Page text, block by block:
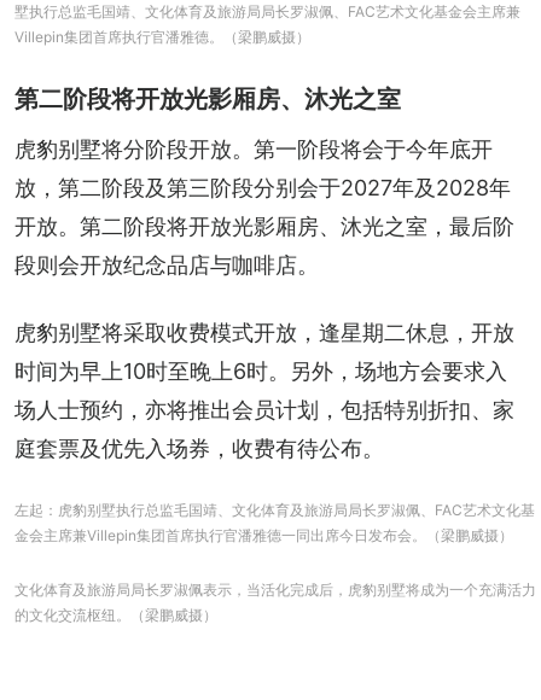
墅执行总监毛国靖、文化体育及旅游局局长罗淑佩、FAC艺术文化基金会主席兼
Villepin集团首席执行官潘雅德。（梁鹏威摄）
第二阶段将开放光影厢房、沐光之室
虎豹别墅将分阶段开放。第一阶段将会于今年底开
放，第二阶段及第三阶段分别会于2027年及2028年
开放。第二阶段将开放光影厢房、沐光之室，最后阶
段则会开放纪念品店与咖啡店。
虎豹别墅将采取收费模式开放，逢星期二休息，开放
时间为早上10时至晚上6时。另外，场地方会要求入
场人士预约，亦将推出会员计划，包括特别折扣、家
庭套票及优先入场券，收费有待公布。
左起：虎豹别墅执行总监毛国靖、文化体育及旅游局局长罗淑佩、FAC艺术文化基
金会主席兼Villepin集团首席执行官潘雅德一同出席今日发布会。（梁鹏威摄）
文化体育及旅游局局长罗淑佩表示，当活化完成后，虎豹别墅将成为一个充满活力
的文化交流枢纽。（梁鹏威摄）